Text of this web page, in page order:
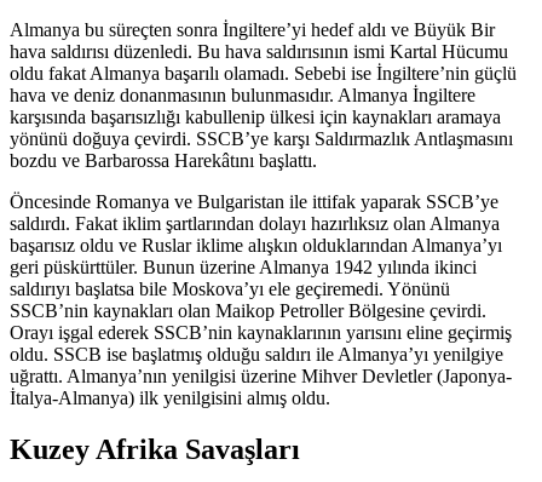
Almanya bu süreçten sonra İngiltere’yi hedef aldı ve Büyük Bir
hava saldırısı düzenledi. Bu hava saldırısının ismi Kartal Hücumu
oldu fakat Almanya başarılı olamadı. Sebebi ise İngiltere’nin güçlü
hava ve deniz donanmasının bulunmasıdır. Almanya İngiltere
karşısında başarısızlığı kabullenip ülkesi için kaynakları aramaya
yönünü doğuya çevirdi. SSCB’ye karşı Saldırmazlık Antlaşmasını
bozdu ve Barbarossa Harekâtını başlattı.
Öncesinde Romanya ve Bulgaristan ile ittifak yaparak SSCB’ye
saldırdı. Fakat iklim şartlarından dolayı hazırlıksız olan Almanya
başarısız oldu ve Ruslar iklime alışkın olduklarından Almanya’yı
geri püskürttüler. Bunun üzerine Almanya 1942 yılında ikinci
saldırıyı başlatsa bile Moskova’yı ele geçiremedi. Yönünü
SSCB’nin kaynakları olan Maikop Petroller Bölgesine çevirdi.
Orayı işgal ederek SSCB’nin kaynaklarının yarısını eline geçirmiş
oldu. SSCB ise başlatmış olduğu saldırı ile Almanya’yı yenilgiye
uğrattı. Almanya’nın yenilgisi üzerine Mihver Devletler (Japonya-
İtalya-Almanya) ilk yenilgisini almış oldu.
Kuzey Afrika Savaşları